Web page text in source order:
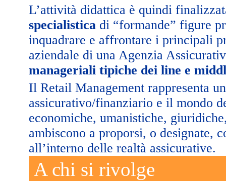
L’attività didattica è quindi
specialistica di “formande” figure
inquadrare e affrontare i principali
aziendale di una Agenzia
manageriali tipiche dei line e
Il Retail Management rappresenta
assicurativo/finanziario e il mondo
economiche, umanistiche,
ambiscono a proporsi, o designate,
all’interno delle realtà assicurative.
A chi si rivolge